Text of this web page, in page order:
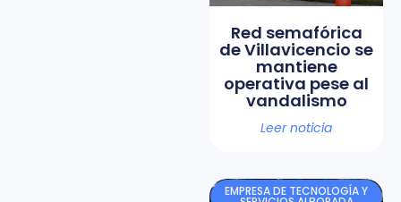
Red semafórica
de Villavicencio se
mantiene
operativa pese al
vandalismo
Leer noticia
EMPRESA DE TECNOLOGÍA Y